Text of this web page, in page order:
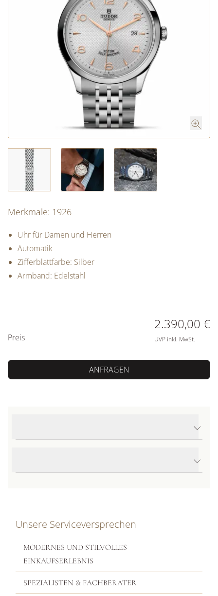
Merkmale: 1926
Uhr für Damen und Herren
Automatik
Zifferblattfarbe: Silber
Armband: Edelstahl
Preis
2.390,00 €
UVP inkl. MwSt.
ANFRAGEN
Unsere Serviceversprechen
MODERNES UND STILVOLLES
EINKAUFSERLEBNIS
SPEZIALISTEN & FACHBERATER